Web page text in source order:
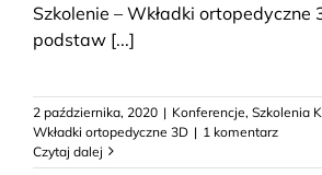
Szkolenie – Wkładki ortopedyczne
podstaw [...]
2 października, 2020 | Konferencje, Szkolenia
Wkładki ortopedyczne 3D | 1 komentarz
Czytaj dalej